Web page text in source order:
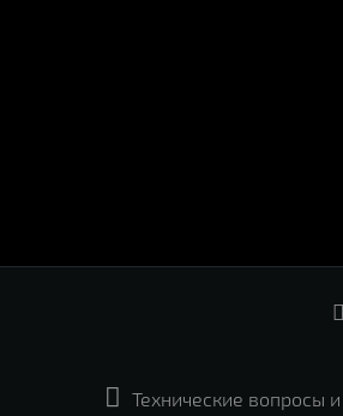

 Технические вопросы и